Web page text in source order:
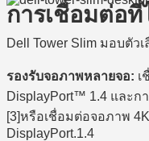
การเชื่อมต่อที่
Dell Tower Slim มอบตั
รองรับจอภาพหลายจอ: เ
DisplayPort™ 1.4 และก
[3]หรือเชื่อมต่อจอภาพ
DisplayPort.1.4